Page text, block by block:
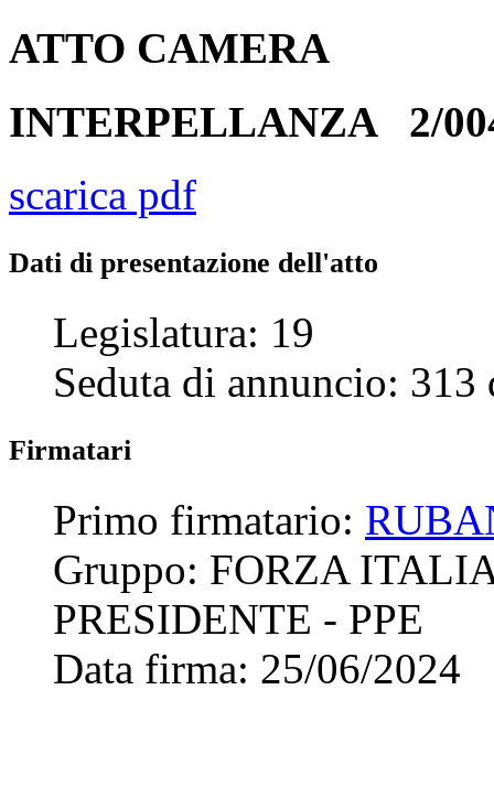
ATTO CAMERA
INTERPELLANZA 2/
scarica pdf
Dati di presentazione dell'atto
Legislatura: 19
Seduta di annuncio: 313
Firmatari
Primo firmatario:
Gruppo: FORZA
PRESIDENTE - PPE
Data firma: 25/06/2024